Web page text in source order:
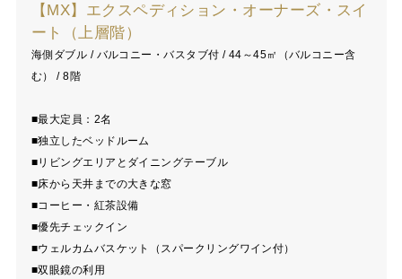
【MX】エクスペディション・オーナーズ・スイ
ート（上層階）
海側ダブル / バルコニー・バスタブ付 / 44～45㎡（バルコニー含
む） / 8階
■最大定員：2名
■独立したベッドルーム
■リビングエリアとダイニングテーブル
■床から天井までの大きな窓
■コーヒー・紅茶設備
■優先チェックイン
■ウェルカムバスケット（スパークリングワイン付）
■双眼鏡の利用